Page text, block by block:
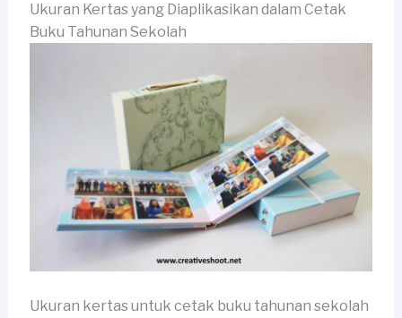
Ukuran Kertas yang Diaplikasikan dalam Cetak
Buku Tahunan Sekolah
Ukuran kertas untuk cetak buku tahunan sekolah